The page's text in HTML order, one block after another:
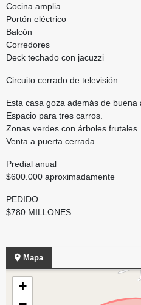
Cocina amplia
Portón eléctrico
Balcón
Corredores
Deck techado con jacuzzi
Circuito cerrado de televisión.
Esta casa goza además de buena
Espacio para tres carros.
Zonas verdes con árboles frutales
Venta a puerta cerrada.
Predial anual
$600.000 aproximadamente
PEDIDO
$780 MILLONES
Mapa
+